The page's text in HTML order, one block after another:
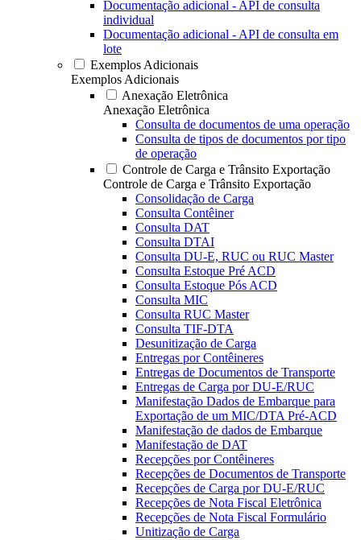
Documentação adicional - API de consulta
individual
Documentação adicional - API de consulta em
lote
Exemplos Adicionais
Exemplos Adicionais
Anexação Eletrônica
Anexação Eletrônica
Consulta de documentos de uma operação
Consulta de tipos de documentos por tipo
de operação
Controle de Carga e Trânsito Exportação
Controle de Carga e Trânsito Exportação
Consolidação de Carga
Consulta Contêiner
Consulta DAT
Consulta DTAI
Consulta DU-E, RUC ou RUC Master
Consulta Estoque Pré ACD
Consulta Estoque Pós ACD
Consulta MIC
Consulta RUC Master
Consulta TIF-DTA
Desunitização de Carga
Entregas por Contêineres
Entregas de Documentos de Transporte
Entregas de Carga por DU-E/RUC
Manifestação Dados de Embarque para
Exportação de um MIC/DTA Pré-ACD
Manifestação de dados de Embarque
Manifestação de DAT
Recepções por Contêineres
Recepções de Documentos de Transporte
Recepções de Carga por DU-E/RUC
Recepções de Nota Fiscal Eletrônica
Recepções de Nota Fiscal Formulário
Unitização de Carga